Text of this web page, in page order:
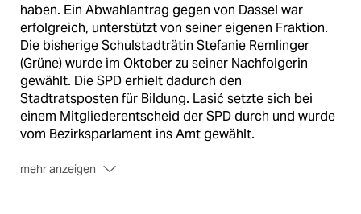
haben. Ein Abwahlantrag gegen von Dassel war
erfolgreich, unterstützt von seiner eigenen Fraktion.
Die bisherige Schulstadträtin Stefanie Remlinger
(Grüne) wurde im Oktober zu seiner Nachfolgerin
gewählt. Die SPD erhielt dadurch den
Stadtratsposten für Bildung. Lasić setzte sich bei
einem Mitgliederentscheid der SPD durch und wurde
vom Bezirks­parlament ins Amt gewählt.
mehr anzeigen